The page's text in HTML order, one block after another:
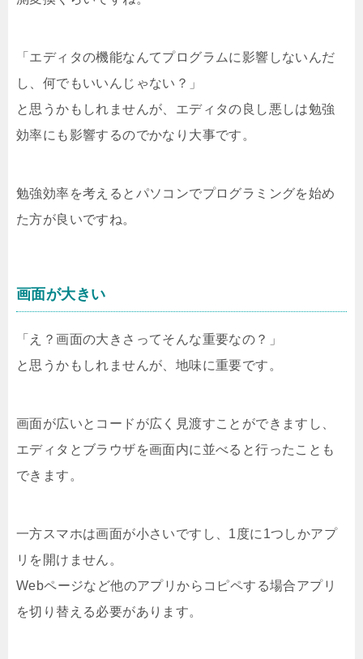
「エディタの機能なんてプログラムに影響しないんだ
し、何でもいいんじゃない？」
と思うかもしれませんが、エディタの良し悪しは勉強
効率にも影響するのでかなり大事です。
勉強効率を考えるとパソコンでプログラミングを始め
た方が良いですね。
画面が大きい
「え？画面の大きさってそんな重要なの？」
と思うかもしれませんが、地味に重要です。
画面が広いとコードが広く見渡すことができますし、
エディタとブラウザを画面内に並べると行ったことも
できます。
一方スマホは画面が小さいですし、1度に1つしかアプ
リを開けません。
Webページなど他のアプリからコピペする場合アプリ
を切り替える必要があります。